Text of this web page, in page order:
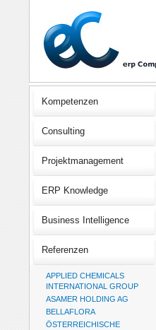
Kompetenzen
Consulting
Projektmanagement
ERP Knowledge
Business Intelligence
Referenzen
APPLIED CHEMICALS
INTERNATIONAL GROUP
ASAMER HOLDING AG
BELLAFLORA
ÖSTERREICHISCHE